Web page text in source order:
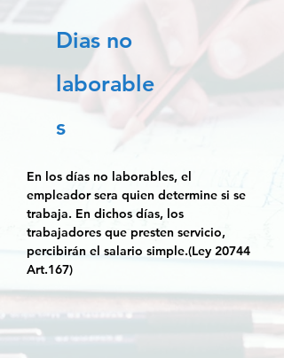
Dias no
laborable
s
En los días no laborables, el
empleador sera quien determine si se
trabaja. En dichos días, los
trabajadores que presten servicio,
percibirán el salario simple.(Ley 20744
Art.167)